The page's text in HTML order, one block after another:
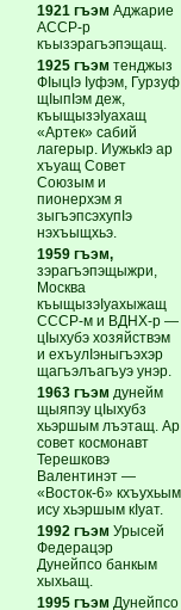
1921 гъэм Аджарие
АССР-р
къызэрагъэпэщащ.
1925 гъэм тенджыз
ФIыцIэ Iуфэм, Гурзуф
щIыпIэм деж,
къыщызэIуахащ
«Артек» сабий
лагерыр. ИужькIэ ар
хъуащ Совет
Союзым и
пионерхэм я
зыгъэпсэхупIэ
нэхъыщхьэ.
1959 гъэм,
зэрагъэпэщыжри,
Москва
къыщызэIуахыжащ
СССР-м и ВДНХ-р —
цIыхубэ хозяйствэм
и ехъулIэныгъэхэр
щагъэлъагъуэ унэр.
1963 гъэм дунейм
щыяпэу цIыхубз
хьэршым лъэтащ. Ар
совет космонавт
Терешковэ
Валентинэт —
«Восток-6» кхъухьым
ису хьэршым кIуат.
1992 гъэм Урысей
Федерацэр
Дунейпсо банкым
хыхьащ.
1995 гъэм Дунейпсо